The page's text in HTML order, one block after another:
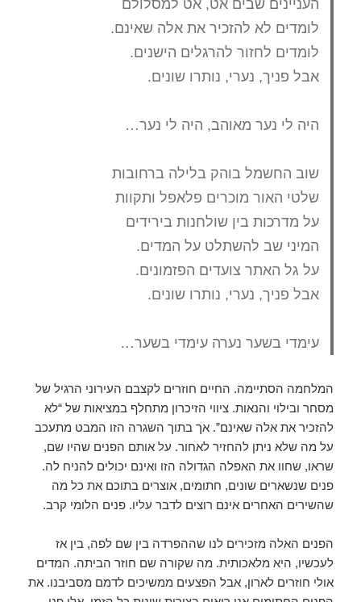
העניינים שבים אט, אט למסלולם
לומדים לא להזכיר את אלה שאינם.
לומדים לחזור להרגלים הישנים.
אבל פניך, נערי, נותרו שונים.
היה לי נער מאוהב, היה לי נער…
שוב החשמל בוהק בלילה ברחובות
שלטי האור מוכרים פלאפל ותקוות
על מדרכות בין שולחנות בירידים
המיני שב להשתלט על המדים.
על גל האתר צועדים הפזמונים.
אבל פניך, נערי, נותרו שונים.
עימדי בשער נערה עימדי בשער…
המלחמה הסתיימה. החיים חוזרים לקצבם העירוני הרגיל של
מסחר ובילוי והנאות. ציווי הזיכרון מתחלף במציאות של “לא
להזכיר את אלה שאינם”. אך בתוך השגרה הזו המבט מתעכב
על מה שלא ניתן להחזיר לאחור. על אותם הפנים שהיו שם,
שראו, שחוו את האפלה הגדולה הזו ואינם יכולים להניח לה.
פנים שנשארים שונים, חתומים, אוצרים בתוכם את כל מה
שהשירים האחרים אינם רוצים לדבר עליו. פנים הלומי קרב.
הפנים האלה מזכירים לנו שההפרדה בין שם לפה, בין אז
לעכשיו, היא מלאכותית. מה שקורה שם חוזר הביתה. המדים
אולי חוזרים לארון, אבל הפצעים ממשיכים לדמם מסביבנו. את